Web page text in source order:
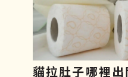
貓拉肚子哪裡